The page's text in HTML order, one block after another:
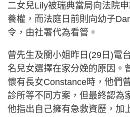
二女兒Lily被瑞典當局向法院
養權，而法庭日前則向幼子
令，由社署代為看管。
曾先生及關小姐昨日(29日)電
名兒女選擇在家分娩的原因。
懷有長女Constance時，他們
診所等不同方案，但最終認為
他指出自己擁有急救資歷，加